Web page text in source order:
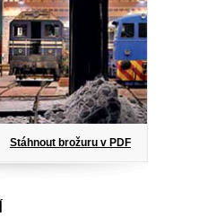
Stáhnout brožuru v PDF